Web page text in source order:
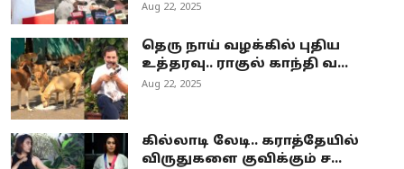
Aug 22, 2025
தெரு நாய் வழக்கில் புதிய
உத்தரவு.. ராகுல் காந்தி வ...
Aug 22, 2025
கில்லாடி லேடி.. கராத்தேயில்
விருதுகளை குவிக்கும் ச...